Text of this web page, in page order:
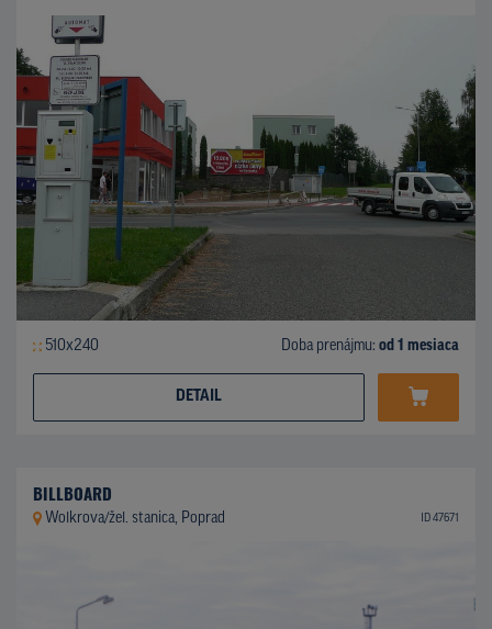
510x240 Doba prenájmu: od 1 mesiaca
DETAIL
BILLBOARD
Wolkrova/žel. stanica, Poprad ID 47671